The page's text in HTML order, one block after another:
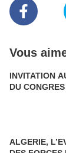
Vous
INVITATION
DU
ALGERIE,